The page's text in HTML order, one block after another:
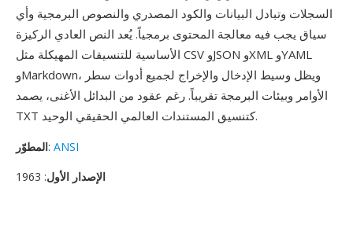
السجلات وتبادل البيانات والكود المصدري والنصوص البرمجية وأي
سياق يجب فيه معالجة المحتوى برمجياً. يُعد النص العادي الركيزة
الأساسية للتنسيقات المهيكلة مثل CSV وJSON وXML وYAML
وMarkdown، ويظل وسيط الإدخال والإخراج لجميع أدوات سطر
الأوامر وبيئات البرمجة تقريباً. رغم عقود من البدائل الأغنى، يصمد
TXT كتنسيق المستندات العالمي الحقيقي الوحيد.
المطوّر: ANSI
الإصدار الأول: 1963